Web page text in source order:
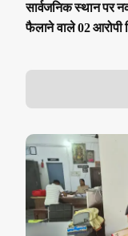
सार्वजनिक स्थान पर
फैलाने वाले 02 आरोपी